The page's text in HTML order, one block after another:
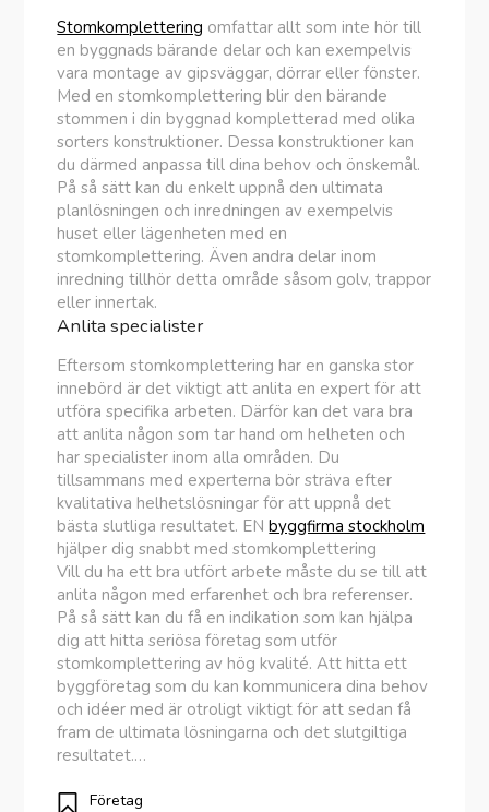
Stomkomplettering omfattar allt som inte hör till
en byggnads bärande delar och kan exempelvis
vara montage av gipsväggar, dörrar eller fönster.
Med en stomkomplettering blir den bärande
stommen i din byggnad kompletterad med olika
sorters konstruktioner. Dessa konstruktioner kan
du därmed anpassa till dina behov och önskemål.
På så sätt kan du enkelt uppnå den ultimata
planlösningen och inredningen av exempelvis
huset eller lägenheten med en
stomkomplettering. Även andra delar inom
inredning tillhör detta område såsom golv, trappor
eller innertak.
Anlita specialister
Eftersom stomkomplettering har en ganska stor
innebörd är det viktigt att anlita en expert för att
utföra specifika arbeten. Därför kan det vara bra
att anlita någon som tar hand om helheten och
har specialister inom alla områden. Du
tillsammans med experterna bör sträva efter
kvalitativa helhetslösningar för att uppnå det
bästa slutliga resultatet. ENbyggfirma stockholm
hjälper dig snabbt med stomkomplettering
Vill du ha ett bra utfört arbete måste du se till att
anlita någon med erfarenhet och bra referenser.
På så sätt kan du få en indikation som kan hjälpa
dig att hitta seriösa företag som utför
stomkomplettering av hög kvalité. Att hitta ett
byggföretag som du kan kommunicera dina behov
och idéer med är otroligt viktigt för att sedan få
fram de ultimata lösningarna och det slutgiltiga
resultatet.…
Företag